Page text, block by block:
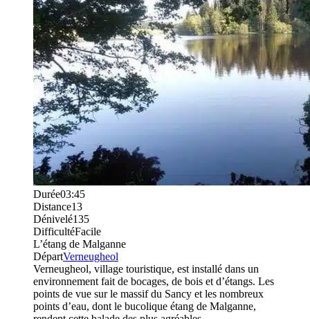
Durée03:45
Distance13
Dénivelé135
DifficultéFacile
L’étang de Malganne
DépartVerneugheol
Verneugheol, village touristique, est installé dans un
environnement fait de bocages, de bois et d’étangs. Les
points de vue sur le massif du Sancy et les nombreux
points d’eau, dont le bucolique étang de Malganne,